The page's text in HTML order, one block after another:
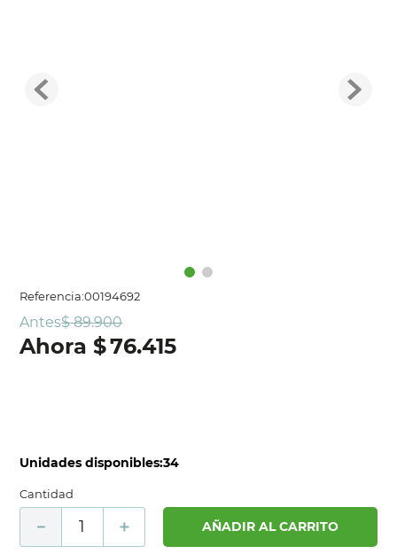
Referencia:00194692
Antes$ 89.900
$76.415
Unidades disponibles:34
Cantidad
＋
－ AÑADIR AL CARRITO